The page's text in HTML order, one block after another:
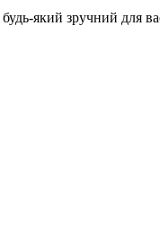
який зручний для вас